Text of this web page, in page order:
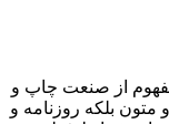
از صنعت چاپ و
متون بلکه روزنامه و